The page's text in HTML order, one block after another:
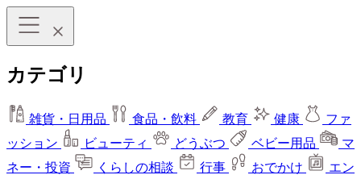
カテゴリ
雑貨・日用品 食品・飲料 教育 健康
ファ
ッション
ビューティ どうぶつ ベビー用品
マ
ネー・投資
くらしの相談 行事 おでかけ
エン